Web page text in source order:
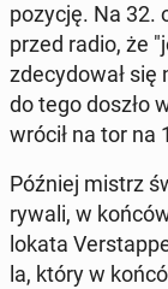
pozycję. Na 32.
przed radio, że
zde­cy­do­wał się
do tego doszło
wrócił na tor na
Później mistrz
rywali, w
lokata
la, który w